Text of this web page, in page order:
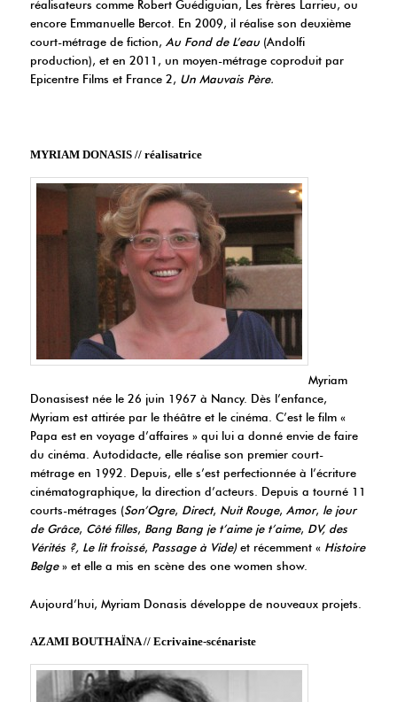
réalisateurs comme Robert Guédiguian, Les frères Larrieu, ou
encore Emmanuelle Bercot. En 2009, il réalise son deuxième
court-métrage de fiction,Au Fond de L’eau(Andolfi
production), et en 2011, un moyen-métrage coproduit par
Epicentre Films et France 2, Un Mauvais Père.
MYRIAM DONASIS // réalisatrice
Myriam
Donasisest née le 26 juin 1967 à Nancy. Dès l’enfance,
Myriam est attirée par le théâtre et le cinéma. C’est le film «
Papa est en voyage d’affaires » qui lui a donné envie de faire
du cinéma. Autodidacte, elle réalise son premier court-
métrage en 1992. Depuis, elle s’est perfectionnée à l’écriture
cinématographique, la direction d’acteurs. Depuis a tourné 11
courts-métrages (Son’Ogre, Direct, Nuit Rouge,Amor, le jour
de Grâce, Côté filles, Bang Bang je t’aime je t’aime, DV, des
Vérités ?, Le lit froissé, Passage à Vide)et récemment « Histoire
Belge» et elle a mis en scène des one women show.
Aujourd’hui, Myriam Donasis développe de nouveaux projets.
AZAMI BOUTHAÏNA // Ecrivaine-scénariste